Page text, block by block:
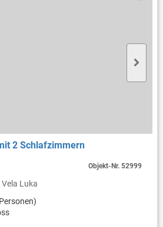
2 Schlafzimmern
Vela Luka
Objekt-Nr.52999